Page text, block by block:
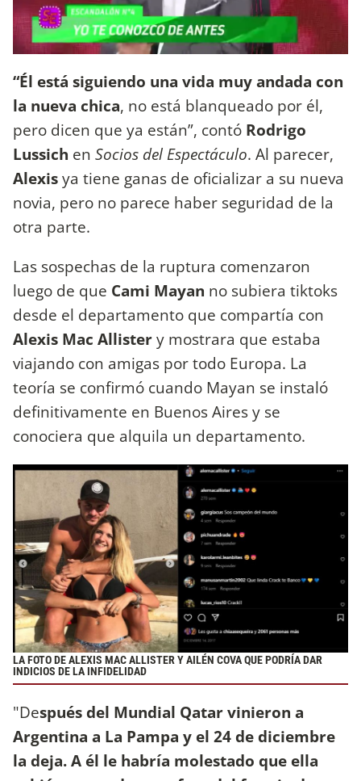
“Él está siguiendo una vida muy andada con
la nueva chica, no está blanqueado por él,
pero dicen que ya están”, contó Rodrigo
Lussich en Socios del Espectáculo. Al parecer,
Alexisya tiene ganas de oficializar a su nueva
novia, pero no parece haber seguridad de la
otra parte.
Las sospechas de la ruptura comenzaron
luego de que Cami Mayan no subiera tiktoks
desde el departamento que compartía con
Alexis Mac Allistery mostrara que estaba
viajando con amigas por todo Europa. La
teoría se confirmó cuando Mayan se instaló
definitivamente en Buenos Aires y se
conociera que alquila un departamento.
LA FOTO DE ALEXIS MAC ALLISTER Y AILÉN COVA QUE PODRÍA DAR
INDICIOS DE LA INFIDELIDAD
"Después del Mundial Qatar vinieron a
Argentina a La Pampa y el 24 de diciembre
la deja. A él le habría molestado que ella